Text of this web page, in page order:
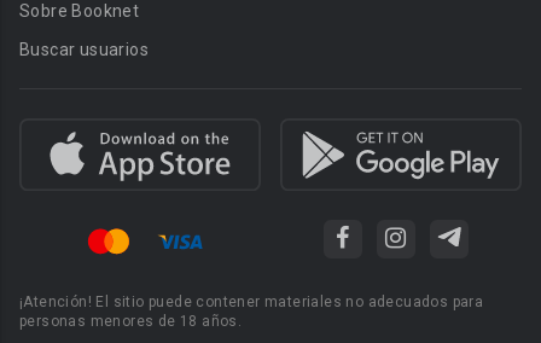
Sobre Booknet
Buscar usuarios
¡Atención! El sitio puede contener materiales no adecuados para
personas menores de 18 años.